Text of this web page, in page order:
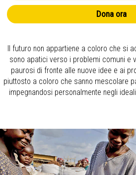
Dona ora
Il futuro non appartiene a coloro che si
sono apatici verso i problemi comuni e
paurosi di fronte alle nuove idee e ai
piuttosto a coloro che sanno mescolare
impegnandosi personalmente negli